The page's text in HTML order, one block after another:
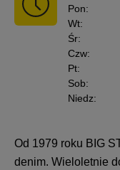
Pon:
Wt:
Śr:
Czw:
Pt:
Sob:
Niedz:
Od 1979 roku BIG
denim. Wieloletnie